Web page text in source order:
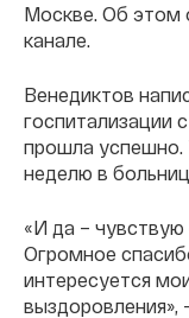
Москве. Об этом
канале.
Венедиктов
госпитализации
прошла успешно.
неделю в
«И да – чувствую
Огромное
интересуется
выздоровления»,